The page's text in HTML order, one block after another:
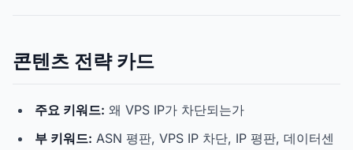
콘텐츠 전략 카드
주요 키워드: 왜 VPS IP가 차단되는가
부 키워드: ASN 평판, VPS IP 차단, IP 평판, 데이터센